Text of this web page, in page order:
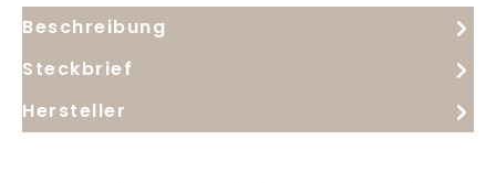
Beschreibung
Steckbrief
Hersteller